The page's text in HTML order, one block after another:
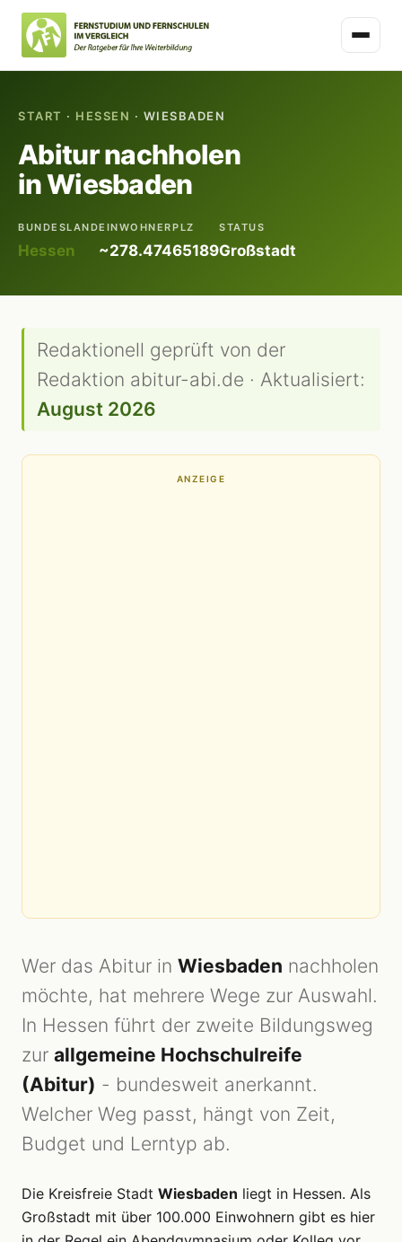
START · HESSEN · WIESBADEN
Abitur nachholen
in Wiesbaden
BUNDESLAND
Hessen
EINWOHNER
~278.474
PLZ
65189
STATUS
Großstadt
Redaktionell geprüft von der
Redaktion abitur-abi.de · Aktualisiert:
August 2026
ANZEIGE
Wer das Abitur in Wiesbaden nachholen
möchte, hat mehrere Wege zur Auswahl.
In Hessen führt der zweite Bildungsweg
zur allgemeine Hochschulreife
(Abitur) - bundesweit anerkannt.
Welcher Weg passt, hängt von Zeit,
Budget und Lerntyp ab.
Die Kreisfreie Stadt Wiesbaden liegt in Hessen. Als
Großstadt mit über 100.000 Einwohnern gibt es hier